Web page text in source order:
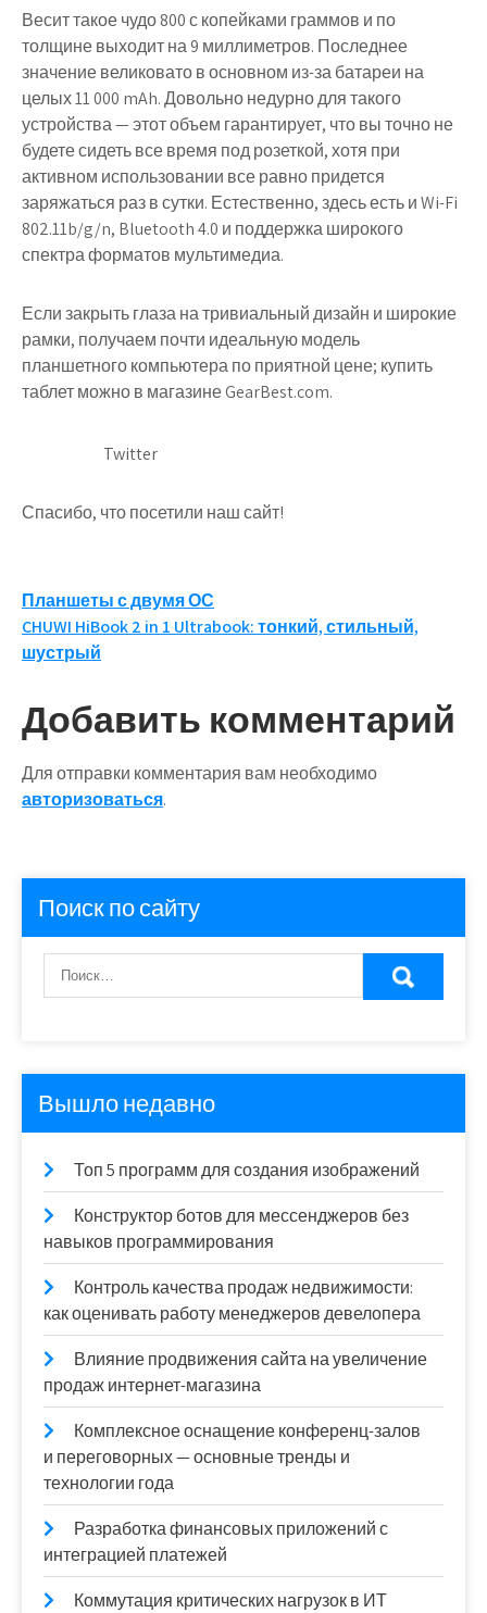
Весит такое чудо 800 с копейками граммов и по
толщине выходит на 9 миллиметров. Последнее
значение великовато в основном из-за батареи на
целых 11 000 mAh. Довольно недурно для такого
устройства — этот объем гарантирует, что вы точно не
будете сидеть все время под розеткой, хотя при
активном использовании все равно придется
заряжаться раз в сутки. Естественно, здесь есть и Wi-Fi
802.11b/g/n, Bluetooth 4.0 и поддержка широкого
спектра форматов мультимедиа.
Если закрыть глаза на тривиальный дизайн и широкие
рамки, получаем почти идеальную модель
планшетного компьютера по приятной цене; купить
таблет можно в магазине GearBest.com.
Twitter
Спасибо, что посетили наш сайт!
Навигация
по
Планшеты с двумя ОС
CHUWI HiBook 2 in 1 Ultrabook: тонкий, стильный,
шустрый
Добавить комментарий
Для отправки комментария вам необходимо
авторизоваться.
Поиск по сайту
Вышло недавно
Топ 5 программ для создания изображений
Конструктор ботов для мессенджеров без
навыков программирования
Контроль качества продаж недвижимости:
как оценивать работу менеджеров девелопера
Влияние продвижения сайта на увеличение
продаж интернет-магазина
Комплексное оснащение конференц-залов
и переговорных — основные тренды и
технологии года
Разработка финансовых приложений с
интеграцией платежей
Коммутация критических нагрузок в ИТ